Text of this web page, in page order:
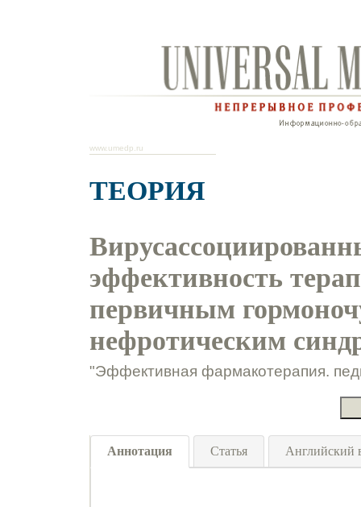
www.umedp.ru
ТЕОРИЯ
эффективность
первичным
нефротическим
"Эффективная фармакотерапия.
Аннотация Статья Английский